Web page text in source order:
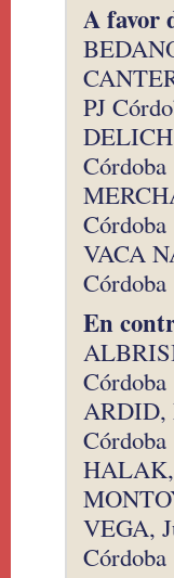
A favor
PJ
Córdoba
Córdoba
VACA
Córdoba
En
Córdoba
ARDID,
Córdoba
HALAK,
VEGA,
Córdoba